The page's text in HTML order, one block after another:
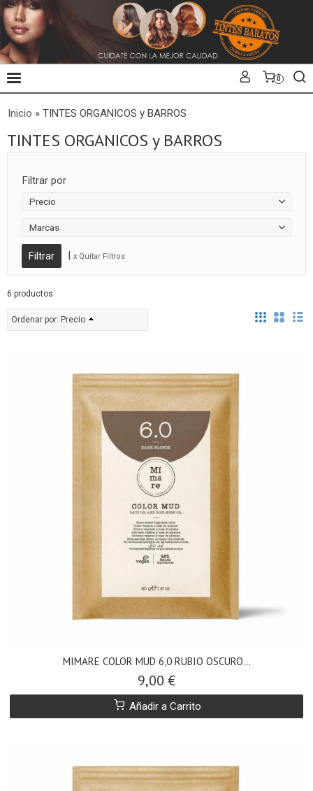
0
Inicio » TINTES ORGANICOS y BARROS
TINTES ORGANICOS y BARROS
Filtrar por
Precio
Marcas
| x Quitar Filtros
6 productos
Ordenar por: Precio
MIMARE COLOR MUD 6,0 RUBIO OSCURO...
9,00 €
Añadir a Carrito